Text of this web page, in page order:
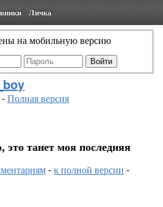
Личка
на мобильную версию
-Полная версия
танет моя последняя
-к полной версии -